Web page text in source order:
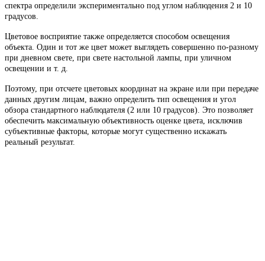
спектра определили экспериментально под углом наблюдения 2 и 10
градусов.
Цветовое восприятие также определяется способом освещения
объекта. Один и тот же цвет может выглядеть совершенно по-разному
при дневном свете, при свете настольной лампы, при уличном
освещении и т. д.
Поэтому, при отсчете цветовых координат на экране или при передаче
данных другим лицам, важно определить тип освещения и угол
обзора стандартного наблюдателя (2 или 10 градусов). Это позволяет
обеспечить максимальную объективность оценке цвета, исключив
субъективные факторы, которые могут существенно искажать
реальный результат.